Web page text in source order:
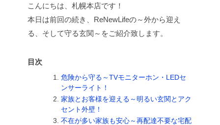
こんにちは、札幌本店です！
本日は前回の続き、ReNewLifeの～外から迎え
る、そして守る玄関～をご紹介致します。
目次
危険から守る～TVモニターホン・LEDセ
ンサーライト！
家族とお客様を迎える～明るい玄関とアク
セント外壁！
不在が多い家族も安心～再配達不要な宅配